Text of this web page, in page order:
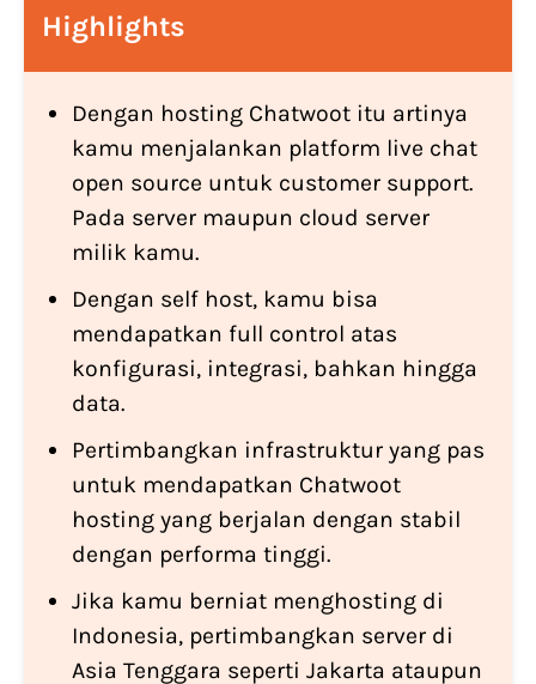
Highlights
Dengan hosting Chatwoot itu artinya
kamu menjalankan platform live chat
open source untuk customer support.
Pada server maupun cloud server
milik kamu.
Dengan self host, kamu bisa
mendapatkan full control atas
konfigurasi, integrasi, bahkan hingga
data.
Pertimbangkan infrastruktur yang pas
untuk mendapatkan Chatwoot
hosting yang berjalan dengan stabil
dengan performa tinggi.
Jika kamu berniat menghosting di
Indonesia, pertimbangkan server di
Asia Tenggara seperti Jakarta ataupun